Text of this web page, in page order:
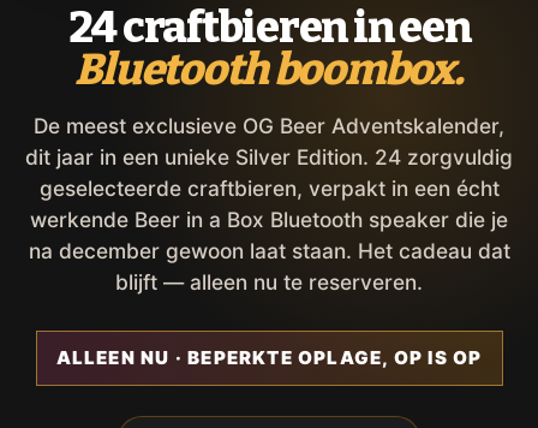
24 craftbieren in een
Bluetooth boombox.
De meest exclusieve OG Beer Adventskalender,
dit jaar in een unieke Silver Edition. 24 zorgvuldig
geselecteerde craftbieren, verpakt in een écht
werkende Beer in a Box Bluetooth speaker die je
na december gewoon laat staan. Het cadeau dat
blijft — alleen nu te reserveren.
ALLEEN NU · BEPERKTE OPLAGE, OP IS OP